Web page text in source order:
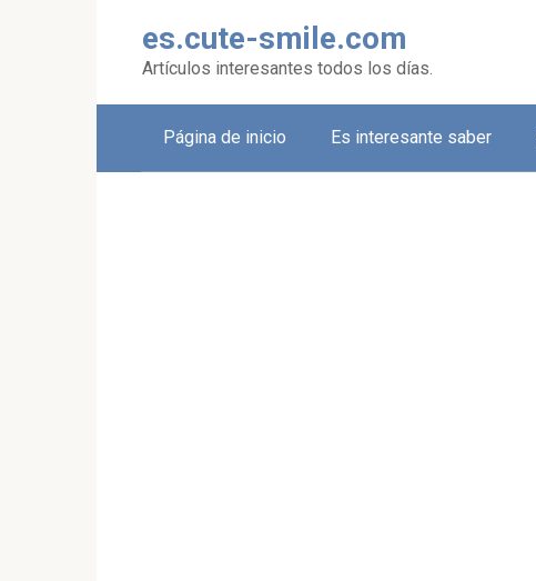
es.cute-smile.com
Artículos interesantes todos los días.
Página de inicio Es interesante saber